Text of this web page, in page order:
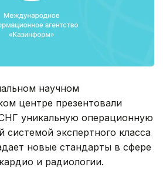
научном
центре презентовали
уникальную операционную
системой экспертного класса
новые стандарты в сфере
и радиологии.